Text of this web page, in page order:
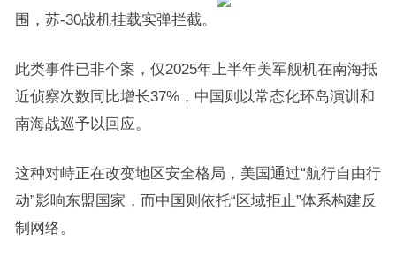
围，苏-30战机挂载实弹拦截。
此类事件已非个案，仅2025年上半年美军舰机在南海抵
近侦察次数同比增长37%，中国则以常态化环岛演训和
南海战巡予以回应。
这种对峙正在改变地区安全格局，美国通过“航行自由行
动”影响东盟国家，而中国则依托“区域拒止”体系构建反
制网络。